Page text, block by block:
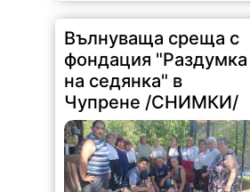
Вълнуваща среща с
фондация "Раздумка
на седянка" в
Чупрене /СНИМКИ/